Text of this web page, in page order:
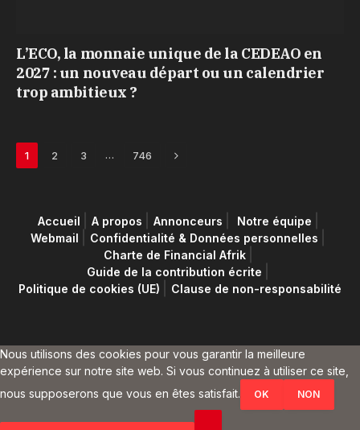
L’ECO, la monnaie unique de la CEDEAO en
2027 : un nouveau départ ou un calendrier
trop ambitieux ?
1 2 3 … 746 Next
Accueil A propos Annonceurs
Notre équipe
Webmail
Confidentialité & Données personnelles
Charte de Financial Afrik
Guide de la contribution écrite
Politique de cookies (UE)
Clause de non-responsabilité
Nous utilisons des cookies pour vous garantir la meilleure
expérience sur notre site web. Si vous continuez à utiliser ce site,
nous supposerons que vous en êtes satisfait.
OK NON